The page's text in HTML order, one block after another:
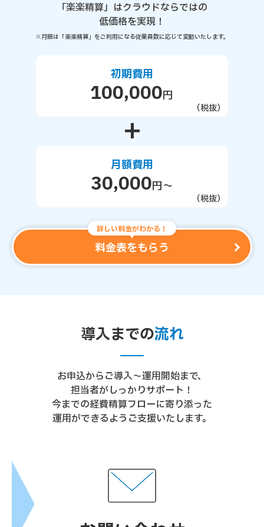
「楽楽精算」はクラウドならではの
低価格を実現！
※月額は「楽楽精算」をご利用になる従業員数に応じて変動いたします。
初期費用
100,000円
（税抜）
+
月額費用
30,000円～
（税抜）
詳しい料金がわかる！
料金表をもらう
導入までの流れ
お申込からご導入～運用開始まで、
担当者がしっかりサポート！
今までの経費精算フローに寄り添った
運用ができるようご支援いたします。